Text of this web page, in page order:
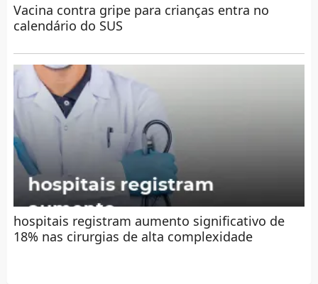
Vacina contra gripe para crianças entra no
calendário do SUS
hospitais registram aumento significativo de
18% nas cirurgias de alta complexidade